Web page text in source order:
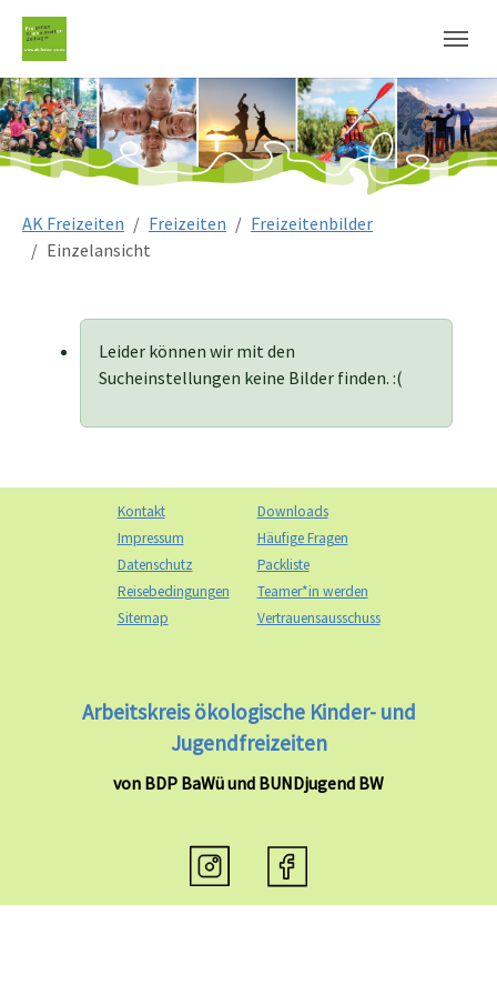
AK Freizeiten Freizeiten
Freizeitenbilder
Einzelansicht
Leider können wir mit den
Sucheinstellungen keine Bilder finden. :(
Kontakt
Impressum
Datenschutz
Reisebedingungen
Sitemap
Downloads
Häufige Fragen
Packliste
Teamer*in werden
Vertrauensausschuss
Arbeitskreis ökologische Kinder- und
Jugendfreizeiten
von BDP BaWü und BUNDjugend BW